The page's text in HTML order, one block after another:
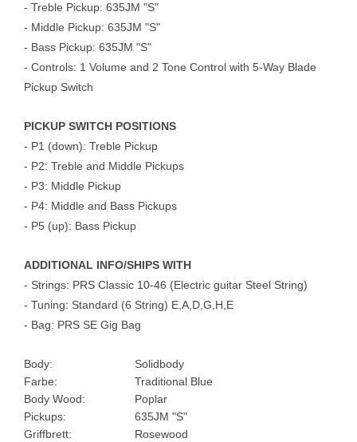
- Treble Pickup: 635JM "S"
- Middle Pickup: 635JM "S"
- Bass Pickup: 635JM "S"
- Controls: 1 Volume and 2 Tone Control with 5-Way Blade
Pickup Switch
PICKUP SWITCH POSITIONS
- P1 (down): Treble Pickup
- P2: Treble and Middle Pickups
- P3: Middle Pickup
- P4: Middle and Bass Pickups
- P5 (up): Bass Pickup
ADDITIONAL INFO/SHIPS WITH
- Strings: PRS Classic 10-46 (Electric guitar Steel String)
- Tuning: Standard (6 String) E,A,D,G,H,E
- Bag: PRS SE Gig Bag
Body:
Solidbody
Farbe:
Traditional Blue
Body Wood:
Poplar
Pickups:
635JM "S"
Griffbrett:
Rosewood